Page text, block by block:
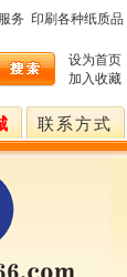
务 印刷各种纸质品
设为首页
加入收藏
联系方式